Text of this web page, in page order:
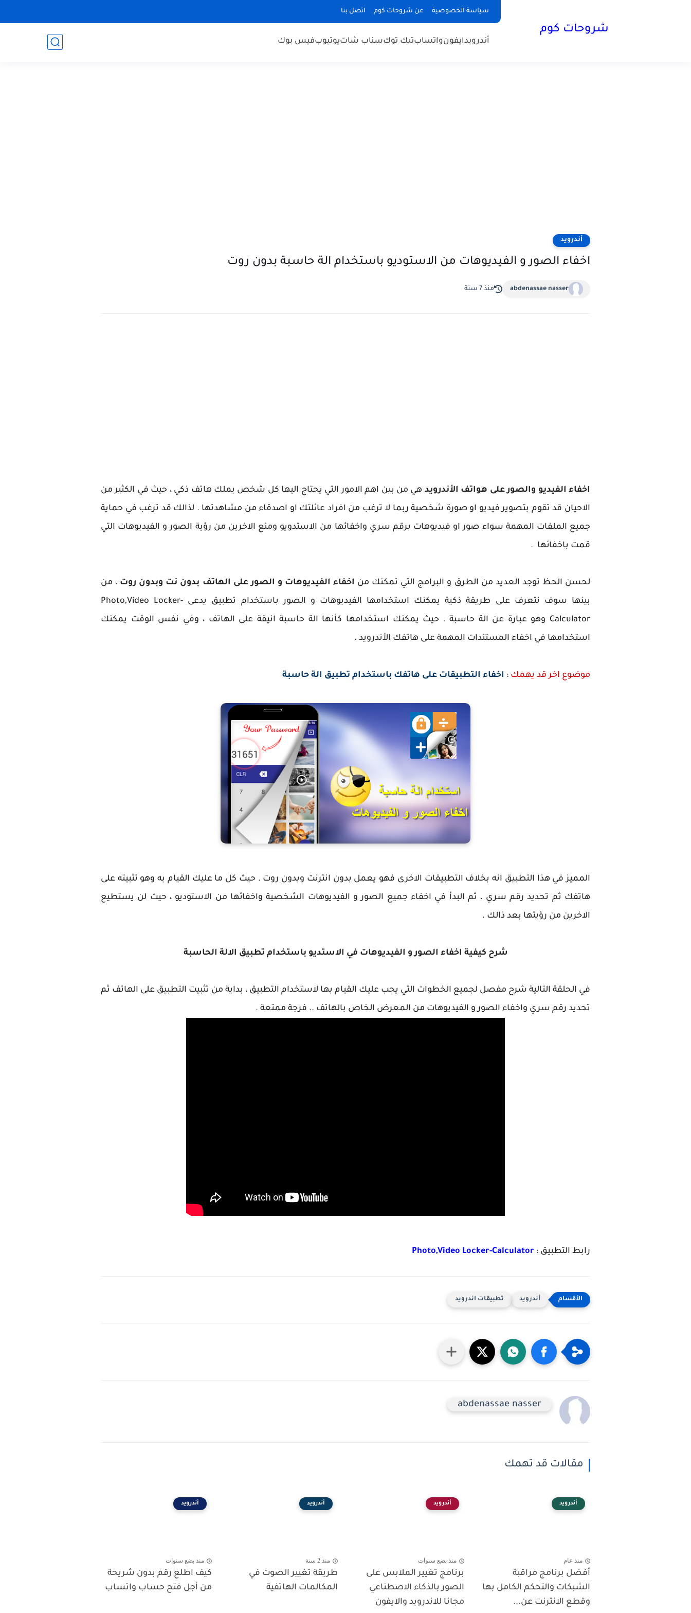
سياسة الخصوصية عن شروحات كوم اتصل بنا
شروحات كوم
أندرويدايفونواتسابتيك توكسناب شاتيوتيوبفيس بوك
أندرويد
اخفاء الصور و الفيديوهات من الاستوديو باستخدام الة حاسبة بدون روت
abdenassae nasser منذ 7 سنة
اخفاء الفيديو والصور على هواتف الأندرويد هي من بين اهم الامور التي يحتاج اليها كل شخص يملك هاتف ذكي ، حيث في الكثير من
الاحيان قد تقوم بتصوير فيديو او صورة شخصية ربما لا ترغب من افراد عائلتك او اصدقاء من مشاهدتها . لذالك قد ترغب في حماية
جميع الملفات المهمة سواء صور او فيديوهات برقم سري واخفائها من الاستدويو ومنع الاخرين من رؤية الصور و الفيديوهات التي
قمت باخفائها .
لحسن الحظ توجد العديد من الطرق و البرامج التي تمكنك من اخفاء الفيديوهات و الصور على الهاتف بدون نت وبدون روت ، من
بينها سوف نتعرف على طريقة ذكية يمكنك استخدامها الفيديوهات و الصور باستخدام تطبيق يدعى Photo,Video Locker-
Calculator‏ وهو عبارة عن الة حاسبة . حيث يمكنك استخدامها كأنها الة حاسبة انيقة على الهاتف ، وفي نفس الوقت يمكنك
استخدامها في اخفاء المستندات المهمة على هاتفك الأندرويد .
موضوع اخر قد يهمك : اخفاء التطبيقات على هاتفك باستخدام تطبيق الة حاسبة
المميز في هذا التطبيق انه بخلاف التطبيقات الاخرى فهو يعمل بدون انترنت وبدون روت . حيث كل ما عليك القيام به وهو تثبيته على
هاتفك ثم تحديد رقم سري ، ثم البدأ في اخفاء جميع الصور و الفيديوهات الشخصية واخفائها من الاستوديو ، حيث لن يستطيع
الاخرين من رؤيتها بعد ذالك .
شرح كيفية اخفاء الصور و الفيديوهات في الاستديو باستخدام تطبيق الالة الحاسبة
في الحلقة التالية شرح مفصل لجميع الخطوات التي يجب عليك القيام بها لاستخدام التطبيق ، بداية من تثبيت التطبيق على الهاتف ثم
تحديد رقم سري واخفاء الصور و الفيديوهات من المعرض الخاص بالهاتف .. فرجة ممتعة .
رابط التطبيق : Photo,Video Locker-Calculator
أندرويد تطبيقات اندرويد
abdenassae nasser
مقالات قد تهمك
أندرويد
منذ عام
أفضل برنامج مراقبة
الشبكات والتحكم الكامل بها
وقطع الانترنت عن...
أندرويد
منذ بضع سنوات
برنامج تغيير الملابس على
الصور بالذكاء الاصطناعي
مجانا للاندرويد والايفون
أندرويد
منذ 2 سنة
طريقة تغيير الصوت في
المكالمات الهاتفية
أندرويد
منذ بضع سنوات
كيف اطلع رقم بدون شريحة
من أجل فتح حساب واتساب